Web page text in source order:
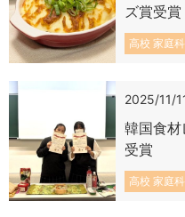
ズ賞受賞
高校 家庭科
2025/11/
韓国食
受賞
高校 家庭科